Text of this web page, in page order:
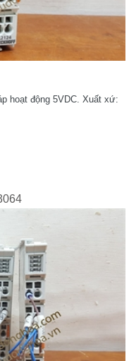
hoạt động 5VDC. Xuất xứ: